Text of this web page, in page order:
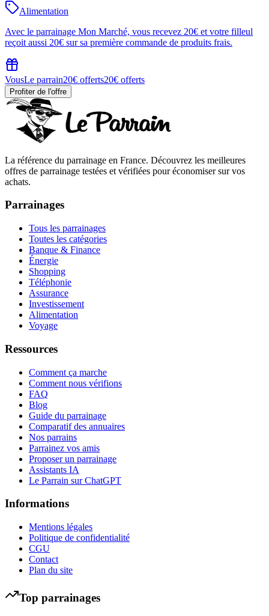
Alimentation
Avec le parrainage Mon Marché, vous recevez 20€ et votre filleul
reçoit aussi 20€ sur sa première commande de produits frais.
VousLe parrain20€ offerts20€ offerts
Profiter de l'offre
La référence du parrainage en France. Découvrez les meilleures
offres de parrainage testées et vérifiées pour économiser sur vos
achats.
Parrainages
Tous les parrainages
Toutes les catégories
Banque & Finance
Énergie
Shopping
Téléphonie
Assurance
Investissement
Alimentation
Voyage
Ressources
Comment ça marche
Comment nous vérifions
FAQ
Blog
Guide du parrainage
Comparatif des annuaires
Nos parrains
Parrainez vos amis
Proposer un parrainage
Assistants IA
Le Parrain sur ChatGPT
Informations
Mentions légales
Politique de confidentialité
CGU
Contact
Plan du site
Top parrainages